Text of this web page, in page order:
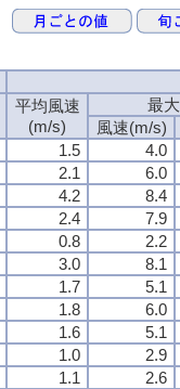
平均風速
(m/s)
最大
風速(m/s)
1.5 4.0
2.1 6.0
4.2 8.4
2.4 7.9
0.8 2.2
3.0 8.1
1.7 5.1
1.8 6.0
1.6 5.1
1.0 2.9
1.1 2.6